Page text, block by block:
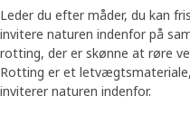
Leder du efter måder, du kan
invitere naturen indenfor på
rotting, der er skønne at røre
Rotting er et
inviterer naturen indenfor.